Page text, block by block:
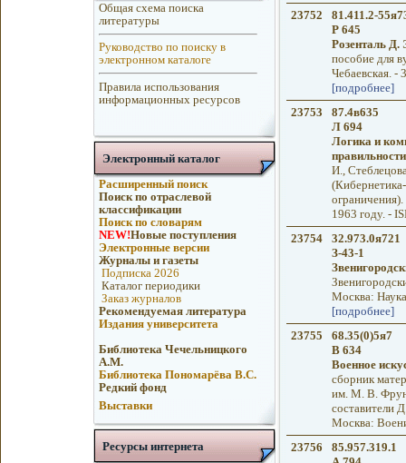
Общая схема поиска
литературы
Руководство по поиску в
электронном каталоге
Правила использования
информационных ресурсов
Электронный каталог
Расширенный поиск
Поиск по отраслевой
классификации
Поиск по словарям
NEW!Новые поступления
Электронные версии
Журналы и газеты
Подписка 2026
Каталог периодики
Заказ журналов
Рекомендуемая литература
Издания университета
Библиотека Чечельницкого
А.М.
Библиотека Пономарёва В.С.
Редкий фонд
Выставки
Ресурсы интернета
23752
81.411.2-
Р 645
Розенталь Д.
пособие для
Чебаевская. -
[подробнее]
23753
87.4в635
Л 694
Логика и
И.,
1963 году. -
23754
32.973.0я721
З-43-1
Москва:
[подробнее]
23755
68.35(0)5я7
В 634
Военное
сборник
им. М. В.
составители
Москва:
23756
85.957.319.1